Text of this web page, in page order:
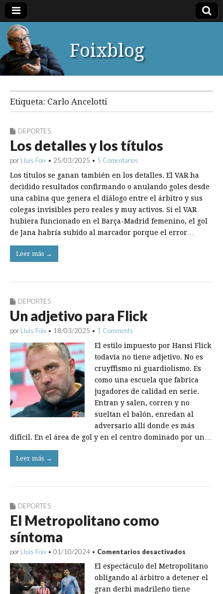
Foixblog
Etiqueta: Carlo Ancelotti
DEPORTES
Los detalles y los títulos
por Lluís Foix • 25/03/2025 • 5 Comentarios
Los títulos se ganan también en los detalles. El VAR ha
decidido resultados confirmando o anulando goles desde
una cabina que genera el diálogo entre el árbitro y sus
colegas invisibles pero reales y muy activos. Si el VAR
hubiera funcionado en el Barça-Madrid femenino, el gol
de Jana habría subido al marcador porque el error…
Leer más →
DEPORTES
Un adjetivo para Flick
por Lluís Foix • 18/03/2025 • 1 Comments
El estilo impuesto por Hansi Flick
todavía no tiene adjetivo. No es
cruyffismo ni guardiolismo. Es
como una escuela que fabrica
jugadores de calidad en serie.
Entran y salen, corren y no
sueltan el balón, enredan al
adversario allí donde es más
difícil. En el área de gol y en el centro dominado por un…
Leer más →
DEPORTES
El Metropolitano como
síntoma
por Lluís Foix • 01/10/2024 • Comentarios desactivados
como
síntoma
El espectáculo del Metropolitano
obligando al árbitro a detener el
gran derbi madrileño tiene